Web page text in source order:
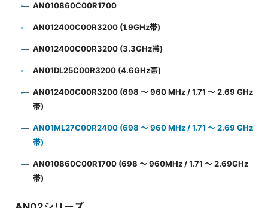
AN010860C00R1700
AN012400C00R3200 (1.9GHz帯)
AN012400C00R3200 (3.3GHz帯)
AN01DL25C00R3200 (4.6GHz帯)
AN012400C00R3200 (698 ～ 960 MHz / 1.71 ～ 2.69 GHz
帯)
AN01ML27C00R2400 (698 ～ 960 MHz / 1.71 ～ 2.69 GHz
帯)
AN010860C00R1700 (698 ～ 960MHz / 1.71 ～ 2.69GHz
帯)